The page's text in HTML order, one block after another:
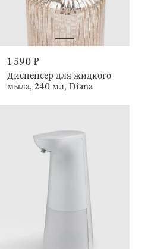
1 590 ₽
Диспенсер для жидкого
мыла, 240 мл, Diana